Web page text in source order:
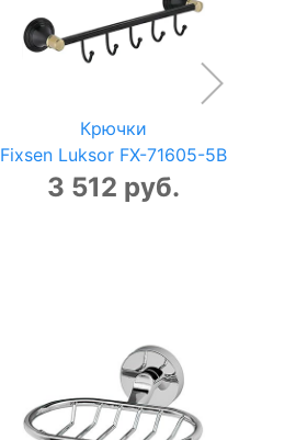
Крючки
Fixsen Luksor FX-71605-5B
3 512 руб.